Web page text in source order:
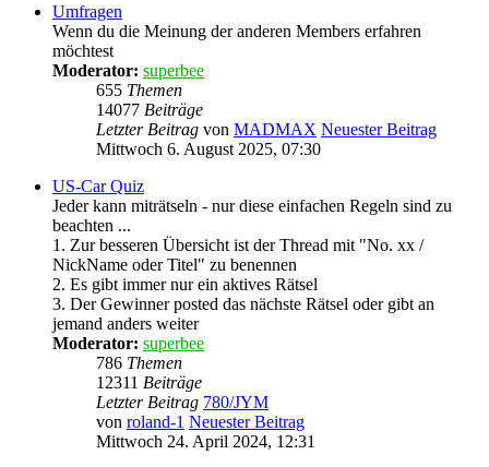
Umfragen
Wenn du die Meinung der anderen Members erfahren
möchtest
Moderator: superbee
655 Themen
14077 Beiträge
Letzter Beitrag von MADMAX Neuester Beitrag
Mittwoch 6. August 2025, 07:30
US-Car Quiz
Jeder kann miträtseln - nur diese einfachen Regeln sind zu
beachten ...
1. Zur besseren Übersicht ist der Thread mit "No. xx /
NickName oder Titel" zu benennen
2. Es gibt immer nur ein aktives Rätsel
3. Der Gewinner posted das nächste Rätsel oder gibt an
jemand anders weiter
Moderator: superbee
786 Themen
12311 Beiträge
Letzter Beitrag 780/JYM
von roland-1 Neuester Beitrag
Mittwoch 24. April 2024, 12:31